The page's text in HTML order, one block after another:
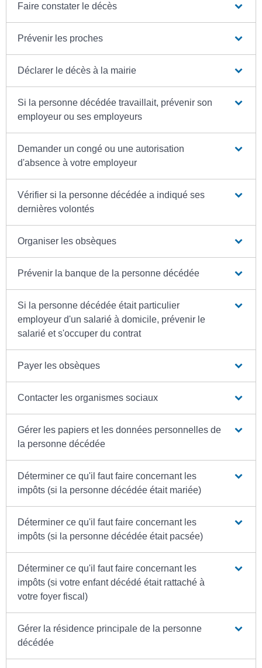
Faire constater le décès
Prévenir les proches
Déclarer le décès à la mairie
Si la personne décédée travaillait, prévenir son
employeur ou ses employeurs
Demander un congé ou une autorisation
d'absence à votre employeur
Vérifier si la personne décédée a indiqué ses
dernières volontés
Organiser les obsèques
Prévenir la banque de la personne décédée
Si la personne décédée était particulier
employeur d'un salarié à domicile, prévenir le
salarié et s'occuper du contrat
Payer les obsèques
Contacter les organismes sociaux
Gérer les papiers et les données personnelles de
la personne décédée
Déterminer ce qu'il faut faire concernant les
impôts (si la personne décédée était mariée)
Déterminer ce qu'il faut faire concernant les
impôts (si la personne décédée était pacsée)
Déterminer ce qu'il faut faire concernant les
impôts (si votre enfant décédé était rattaché à
votre foyer fiscal)
Gérer la résidence principale de la personne
décédée